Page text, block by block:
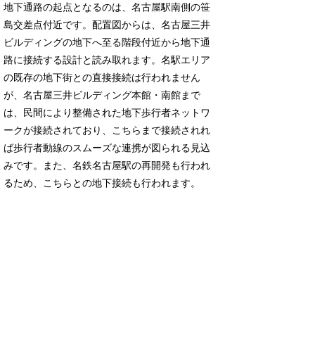
地下通路の起点となるのは、名古屋駅南側の笹
島交差点付近です。配置図からは、名古屋三井
ビルディングの地下へ至る階段付近から地下通
路に接続する設計と読み取れます。名駅エリア
の既存の地下街との直接接続は行われません
が、名古屋三井ビルディング本館・南館まで
は、民間により整備された地下歩行者ネットワ
ークが接続されており、こちらまで接続されれ
ば歩行者動線のスムーズな連携が図られる見込
みです。また、名鉄名古屋駅の再開発も行われ
るため、こちらとの地下接続も行われます。